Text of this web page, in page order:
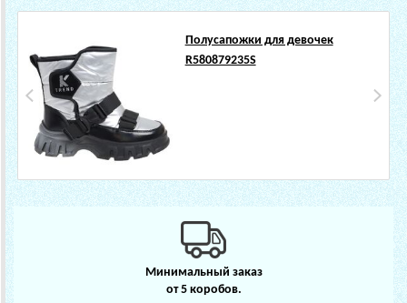
Полусапожки для девочек
R580879235S
Минимальный заказ
от 5 коробов.